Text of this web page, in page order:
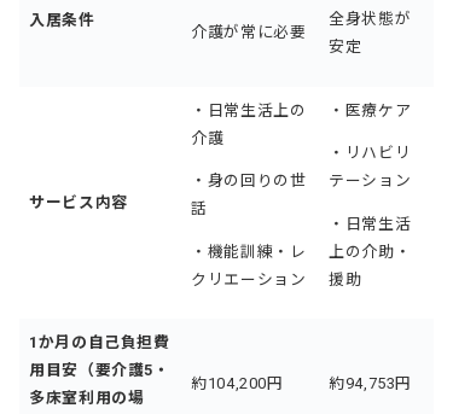
入居条件
介護が常に必要
全身状態が
安定
サービス内容
・日常生活上の
介護
・身の回りの世
話
・機能訓練・レ
クリエーション
・医療ケア
・リハビリ
テーション
・日常生活
上の介助・
援助
1か月の自己負担費
用目安（要介護5・
多床室利用の場
約104,200円 約94,753円